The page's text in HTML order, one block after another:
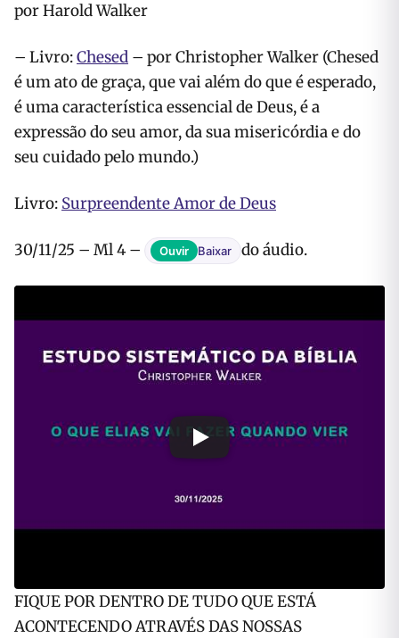
por Harold Walker
– Livro:Chesed – por Christopher Walker (Chesed
é um ato de graça, que vai além do que é esperado,
é uma característica essencial de Deus, é a
expressão do seu amor, da sua misericórdia e do
seu cuidado pelo mundo.)
Livro: Surpreendente Amor de Deus
30/11/25 – Ml 4 – Ouvir Baixar do áudio.
FIQUE POR DENTRO DE TUDO QUE ESTÁ
ACONTECENDO ATRAVÉS DAS NOSSAS